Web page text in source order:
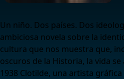
Un niño. Dos países. Dos
ambiciosa novela sobre la
cultura que nos muestra que,
oscuros de la Historia, la vida
1938 Clotilde, una artista